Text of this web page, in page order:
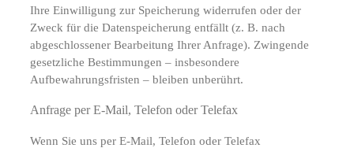
Ihre Einwilligung zur Speicherung widerrufen oder der
Zweck für die Datenspeicherung entfällt (z. B. nach
abgeschlossener Bearbeitung Ihrer Anfrage). Zwingende
gesetzliche Bestimmungen – insbesondere
Aufbewahrungsfristen – bleiben unberührt.
Anfrage per E-Mail, Telefon oder Telefax
Wenn Sie uns per E-Mail, Telefon oder Telefax